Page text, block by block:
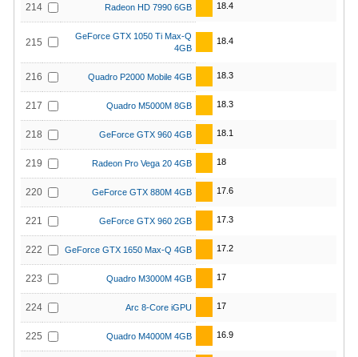
214 Radeon HD 7990 6GB 18.4
215
GeForce GTX 1050 Ti Max-Q
4GB
18.4
216 Quadro P2000 Mobile 4GB 18.3
217 Quadro M5000M 8GB 18.3
218 GeForce GTX 960 4GB 18.1
219 Radeon Pro Vega 20 4GB 18
220 GeForce GTX 880M 4GB 17.6
221 GeForce GTX 960 2GB 17.3
222 GeForce GTX 1650 Max-Q 4GB 17.2
223 Quadro M3000M 4GB 17
224 Arc 8-Core iGPU 17
225 Quadro M4000M 4GB 16.9